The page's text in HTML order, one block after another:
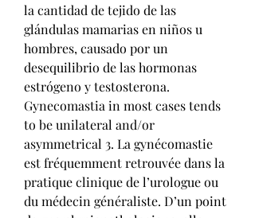
la cantidad de tejido de las
glándulas mamarias en niños u
hombres, causado por un
desequilibrio de las hormonas
estrógeno y testosterona.
Gynecomastia in most cases tends
to be unilateral and/or
asymmetrical 3. La gynécomastie
est fréquemment retrouvée dans la
pratique clinique de l’urologue ou
du médecin généraliste. D’un point